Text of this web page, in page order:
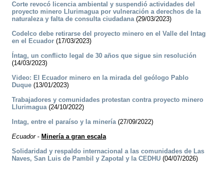
Corte revocó licencia ambiental y suspendió actividades del
proyecto minero Llurimagua por vulneración a derechos de la
naturaleza y falta de consulta ciudadana(29/03/2023)
Codelco debe retirarse del proyecto minero en el Valle del Intag
en el Ecuador (17/03/2023)
Íntag, un conflicto legal de 30 años que sigue sin resolución
(14/03/2023)
Video: El Ecuador minero en la mirada del geólogo Pablo
Duque (13/01/2023)
Trabajadores y comunidades protestan contra proyecto minero
Llurimagua(24/10/2022)
Intag, entre el paraíso y la minería(27/09/2022)
Ecuador- Minería a gran escala
Solidaridad y respaldo internacional a las comunidades de Las
Naves, San Luis de Pambil y Zapotal y la CEDHU (04/07/2026)